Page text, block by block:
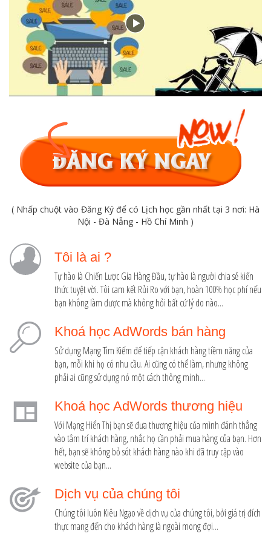
( Nhấp chuột vào Đăng Ký để có Lịch học gần nhất tại 3 nơi: Hà
Nội - Đà Nẵng - Hồ Chí Minh )
Tôi là ai ?
Tự hào là Chiến Lược Gia Hàng Đầu, tự hào là người chia sẻ kiến
thức tuyệt vời. Tôi cam kết Rủi Ro với bạn, hoàn 100% học phí nếu
bạn không làm được mà không hỏi bất cứ lý do nào...
Khoá học AdWords bán hàng
Sử dụng Mạng Tìm Kiếm để tiếp cận khách hàng tiềm năng của
bạn, mỗi khi họ có nhu cầu. Ai cũng có thể làm, nhưng không
phải ai cũng sử dụng nó một cách thông minh...
Khoá học AdWords thương hiệu
Với Mạng Hiển Thị bạn sẽ đưa thương hiệu của mình đánh thẳng
vào tâm trí khách hàng, nhắc họ cần phải mua hàng của bạn. Hơn
hết, bạn sẽ không bỏ sót khách hàng nào khi đã truy cập vào
website của bạn...
Dịch vụ của chúng tôi
Chúng tôi luôn Kiêu Ngạo về dịch vụ của chúng tôi, bởi giá trị đích
thực mang đến cho khách hàng là ngoài mong đợi...